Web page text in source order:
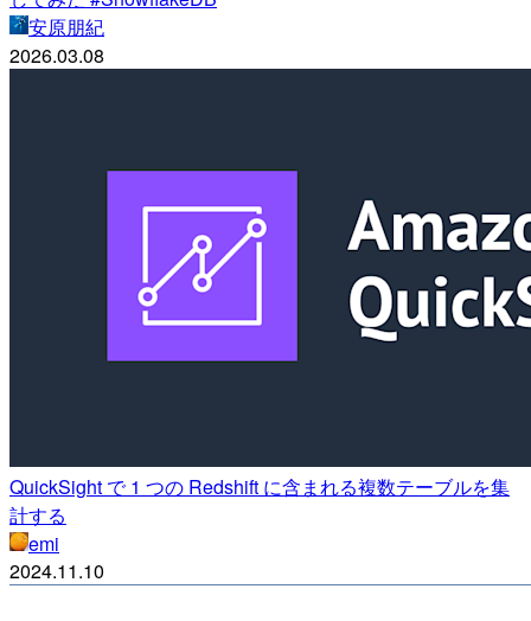
安原朋紀
2026.03.08
QuickSight で 1 つの Redshift に含まれる複数テーブルを集
計する
emi
2024.11.10